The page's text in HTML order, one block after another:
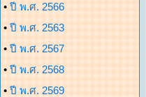
• ปี พ.ศ. 2566
• ปี พ.ศ. 2563
• ปี พ.ศ. 2567
• ปี พ.ศ. 2568
• ปี พ.ศ. 2569